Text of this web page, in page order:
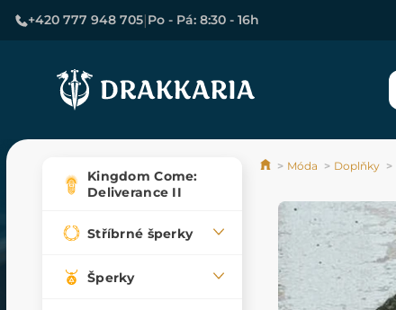
+420 777 948 705|Po - Pá: 8:30 - 16h
Kingdom Come:
Deliverance II
Stříbrné šperky
Šperky
Móda Doplňky